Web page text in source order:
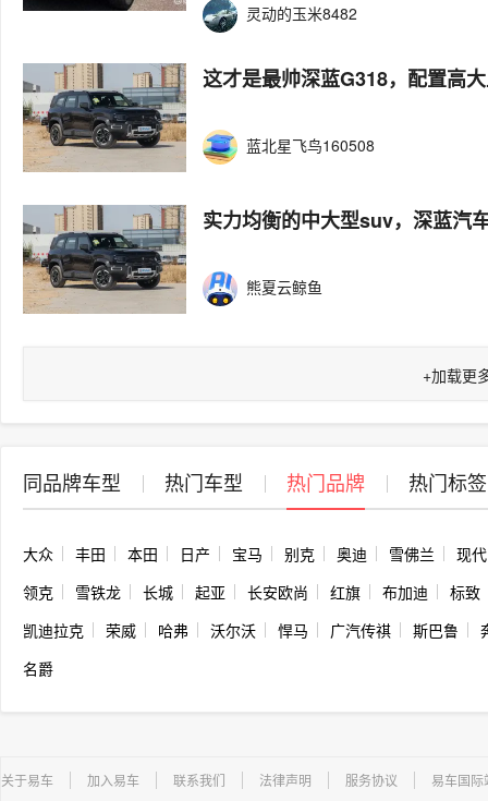
灵动的玉米8482
这才是最帅深蓝G318，配置高
蓝北星飞鸟160508
实力均衡的中大型suv，深蓝汽
熊夏云鲸鱼
+加载更
同品牌车型 热门车型 热门品牌 热门标签
大众 丰田 本田 日产 宝马 别克 奥迪 雪佛兰
现代
领克
雪铁龙 长城 起亚 长安欧尚 红旗 布加迪
标致
凯迪拉克
荣威 哈弗 沃尔沃 悍马 广汽传祺 斯巴鲁
名爵
关于易车 加入易车 联系我们 法律声明 服务协议 易车国际